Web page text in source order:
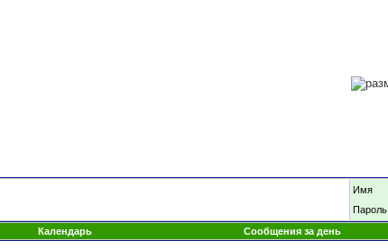
Имя
Пароль
Календарь Сообщения за день